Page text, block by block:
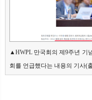
▲HWPL 만국회의 제9주년 기
회를 언급했다는 내용의 기사(